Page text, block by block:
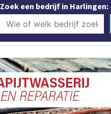
Zoek een bedrijf in Harlingen: